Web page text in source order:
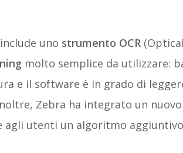
uno strumento OCR
molto semplice da utilizzare:
e il software è in grado di
Zebra ha integrato un nuovo
agli utenti un algoritmo